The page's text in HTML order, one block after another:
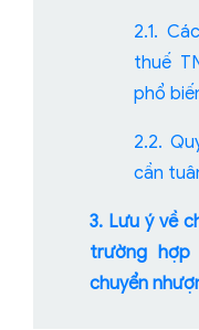
2.1.
thuế
phổ
2.2.
cần
3. Lưu ý về
trường hợp
chuyển